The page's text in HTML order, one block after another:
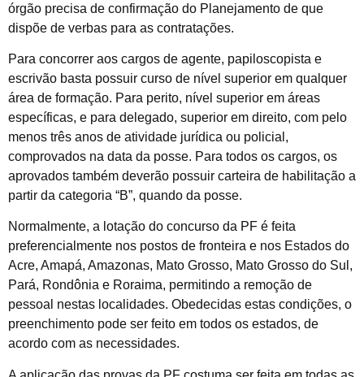
órgão precisa de confirmação do Planejamento de que
dispõe de verbas para as contratações.
Para concorrer aos cargos de agente, papiloscopista e
escrivão basta possuir curso de nível superior em qualquer
área de formação. Para perito, nível superior em áreas
específicas, e para delegado, superior em direito, com pelo
menos três anos de atividade jurídica ou policial,
comprovados na data da posse. Para todos os cargos, os
aprovados também deverão possuir carteira de habilitação a
partir da categoria “B”, quando da posse.
Normalmente, a lotação do concurso da PF é feita
preferencialmente nos postos de fronteira e nos Estados do
Acre, Amapá, Amazonas, Mato Grosso, Mato Grosso do Sul,
Pará, Rondônia e Roraima, permitindo a remoção de
pessoal nestas localidades. Obedecidas estas condições, o
preenchimento pode ser feito em todos os estados, de
acordo com as necessidades.